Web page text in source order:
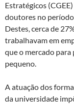
Estratégicos
doutores no
Destes, cerca de
trabalhavam em
que o mercado para
pequeno.
A atuação dos
da universidade